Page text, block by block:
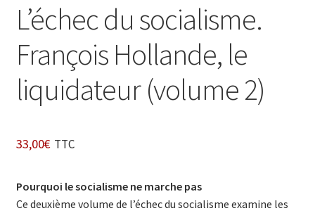
L’échec du socialisme.
François Hollande, le
liquidateur (volume 2)
33,00€ TTC
Pourquoi le socialisme ne marche pas
Ce deuxième volume de l’échec du socialisme examine les